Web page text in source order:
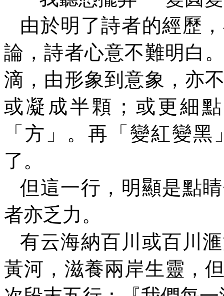
由於明了詩者的經歷
論，詩者心意不難明白
滴，由形象到意象，亦
或凝成半顆；或更細
「方」。再「變紅變
了。
但這一行，明顯是點
者亦乏力。
有云海納百川或百川
黃河，滋養兩岸生靈，